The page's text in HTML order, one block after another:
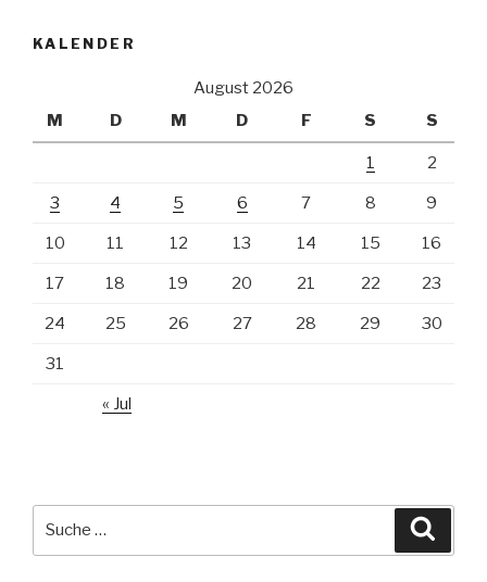
KALENDER
August 2026
M
D M D F S S
1 2
3 4 5 6 7 8 9
10 11 12 13 14 15 16
17 18 19 20 21 22 23
24 25 26 27 28 29 30
31
« Jul